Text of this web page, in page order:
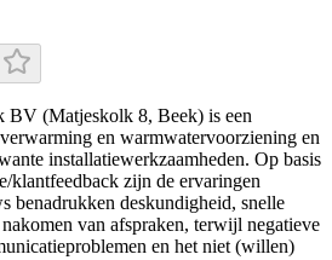
BV (Matjeskolk 8, Beek) is een
en warmwatervoorziening en
installatiewerkzaamheden. Op basis
klantfeedback zijn de ervaringen
benadrukken deskundigheid, snelle
van afspraken, terwijl negatieve
en het niet (willen)